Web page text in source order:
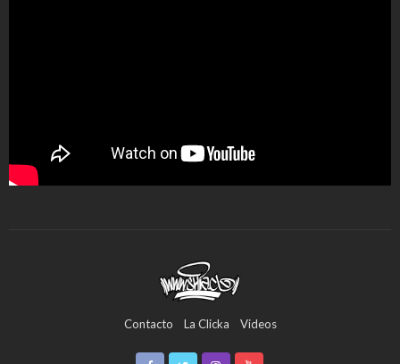
Contacto La Clicka Videos